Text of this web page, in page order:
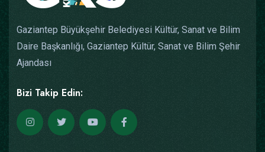
Gaziantep Büyükşehir Belediyesi Kültür, Sanat ve Bilim
Daire Başkanlığı, Gaziantep Kültür, Sanat ve Bilim Şehir
Ajandası
Bizi Takip Edin: